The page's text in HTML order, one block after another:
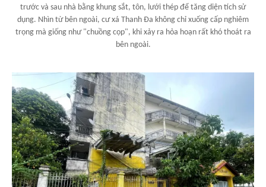
trước và sau nhà bằng khung sắt, tôn, lưới thép để tăng diện tích sử
dụng. Nhìn từ bên ngoài, cư xá Thanh Đa không chỉ xuống cấp nghiêm
trọng mà giống như "chuồng cọp", khi xảy ra hỏa hoạn rất khó thoát ra
bên ngoài.